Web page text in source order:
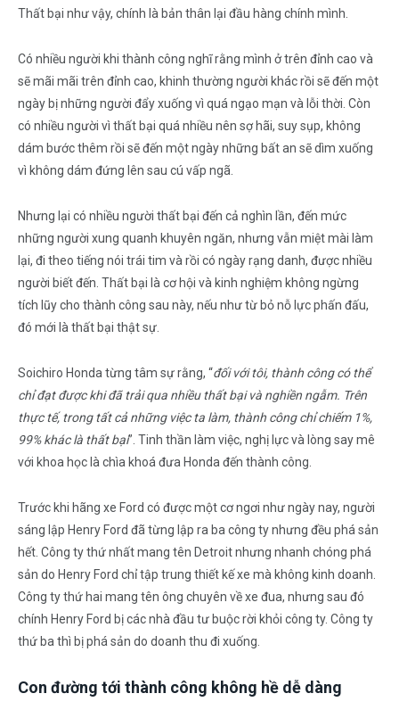
Thất bại như vậy, chính là bản thân lại đầu hàng chính mình.
Có nhiều người khi thành công nghĩ rằng mình ở trên đỉnh cao và
sẽ mãi mãi trên đỉnh cao, khinh thường người khác rồi sẽ đến một
ngày bị những người đẩy xuống vì quá ngạo mạn và lỗi thời. Còn
có nhiều người vì thất bại quá nhiều nên sợ hãi, suy sụp, không
dám bước thêm rồi sẽ đến một ngày những bất an sẽ dìm xuống
vì không dám đứng lên sau cú vấp ngã.
Nhưng lại có nhiều người thất bại đến cả nghìn lần, đến mức
những người xung quanh khuyên ngăn, nhưng vẫn miệt mài làm
lại, đi theo tiếng nói trái tim và rồi có ngày rạng danh, được nhiều
người biết đến. Thất bại là cơ hội và kinh nghiệm không ngừng
tích lũy cho thành công sau này, nếu như từ bỏ nỗ lực phấn đấu,
đó mới là thất bại thật sự.
Soichiro Honda từng tâm sự rằng, “đối với tôi, thành công có thể
chỉ đạt được khi đã trải qua nhiều thất bại và nghiền ngẫm. Trên
thực tế, trong tất cả những việc ta làm, thành công chỉ chiếm 1%,
99% khác là thất bại”. Tinh thần làm việc, nghị lực và lòng say mê
với khoa học là chìa khoá đưa Honda đến thành công.
Trước khi hãng xe Ford có được một cơ ngơi như ngày nay, người
sáng lập Henry Ford đã từng lập ra ba công ty nhưng đều phá sản
hết. Công ty thứ nhất mang tên Detroit nhưng nhanh chóng phá
sản do Henry Ford chỉ tập trung thiết kế xe mà không kinh doanh.
Công ty thứ hai mang tên ông chuyên về xe đua, nhưng sau đó
chính Henry Ford bị các nhà đầu tư buộc rời khỏi công ty. Công ty
thứ ba thì bị phá sản do doanh thu đi xuống.
Con đường tới thành công không hề dễ dàng